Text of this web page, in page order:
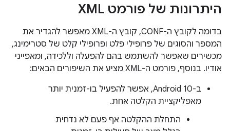
היתרונות של פורמט XML
בדומה לקובץ ה-CONF, קובץ ה-XML מאפשר להגדיר את
המספר והסוגים של פרופילי פלט ופרופילי קלט של סטרימינג,
מכשירים שאפשר להשתמש בהם להפעלה וללכידה, ומאפייני
אודיו. בנוסף, פורמט ה-XML מציע את השיפורים הבאים:
ב-Android 10, אפשר להפעיל בו-זמנית יותר
מאפליקציית הקלטה אחת.
התחלת ההקלטה אף פעם לא נדחית